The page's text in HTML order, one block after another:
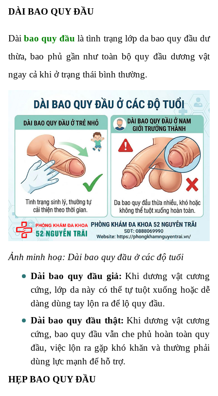
DÀI BAO QUY ĐẦU
Dài bao quy đầu là tình trạng lớp da bao quy đầu dư
thừa, bao phủ gần như toàn bộ quy đầu dương vật
ngay cả khi ở trạng thái bình thường.
Ảnh minh hoạ: Dài bao quy đầu ở các độ tuổi
Dài bao quy đầu giả: Khi dương vật cương
cứng, lớp da này có thể tự tuột xuống hoặc dễ
dàng dùng tay lộn ra để lộ quy đầu.
Dài bao quy đầu thật: Khi dương vật cương
cứng, bao quy đầu vẫn che phủ hoàn toàn quy
đầu, việc lộn ra gặp khó khăn và thường phải
dùng lực mạnh để hỗ trợ.
HẸP BAO QUY ĐẦU